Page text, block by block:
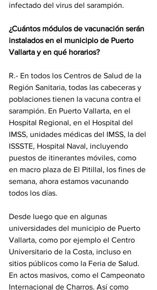
infectado del virus del sarampión.
¿Cuántos módulos de vacunación serán
instalados en el municipio de Puerto
Vallarta y en qué horarios?
R.- En todos los Centros de Salud de la
Región Sanitaria, todas las cabeceras y
poblaciones tienen la vacuna contra el
sarampión. En Puerto Vallarta, en el
Hospital Regional, en el Hospital del
IMSS, unidades médicas del IMSS, la del
ISSSTE, Hospital Naval, incluyendo
puestos de itinerantes móviles, como
en macro plaza de El Pitillal, los fines de
semana, ahora estamos vacunando
todos los días.
Desde luego que en algunas
universidades del municipio de Puerto
Vallarta, como por ejemplo el Centro
Universitario de la Costa, incluso en
sitios públicos como la Feria de Salud.
En actos masivos, como el Campeonato
Internacional de Charros. Así como